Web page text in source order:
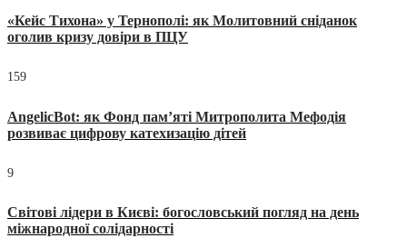
«Кейс Тихона» у Тернополі: як Молитовний сніданок
оголив кризу довіри в ПЦУ
159
AngelicBot: як Фонд пам’яті Митрополита Мефодія
розвиває цифрову катехизацію дітей
9
Світові лідери в Києві: богословський погляд на день
міжнародної солідарності